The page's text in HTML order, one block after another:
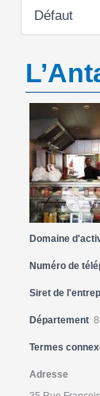
Domaine
Numéro de
Siret de
Département
Termes
Adresse